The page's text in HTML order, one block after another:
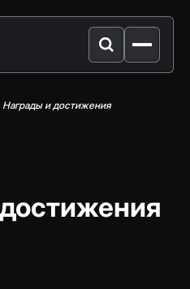
Награды и достижения